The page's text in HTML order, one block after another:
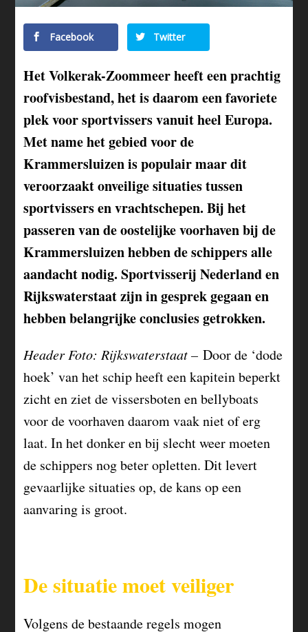
Facebook Twitter
Het Volkerak-Zoommeer heeft een prachtig
roofvisbestand, het is daarom een favoriete
plek voor sportvissers vanuit heel Europa.
Met name het gebied voor de
Krammersluizen is populair maar dit
veroorzaakt onveilige situaties tussen
sportvissers en vrachtschepen. Bij het
passeren van de oostelijke voorhaven bij de
Krammersluizen hebben de schippers alle
aandacht nodig. Sportvisserij Nederland en
Rijkswaterstaat zijn in gesprek gegaan en
hebben belangrijke conclusies getrokken.
Header Foto: Rijkswaterstaat –Door de ‘dode
hoek’ van het schip heeft een kapitein beperkt
zicht en ziet de vissersboten en bellyboats
voor de voorhaven daarom vaak niet of erg
laat. In het donker en bij slecht weer moeten
de schippers nog beter opletten. Dit levert
gevaarlijke situaties op, de kans op een
aanvaring is groot.
De situatie moet veiliger
Volgens de bestaande regels mogen